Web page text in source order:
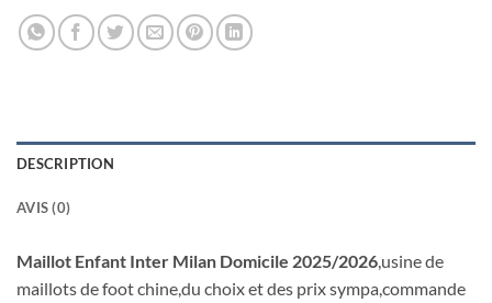
DESCRIPTION
AVIS (0)
Maillot Enfant Inter Milan Domicile 2025/2026,usine de
maillots de foot chine,du choix et des prix sympa,commande